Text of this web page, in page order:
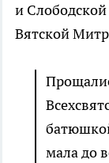
и
Вятской
мала до